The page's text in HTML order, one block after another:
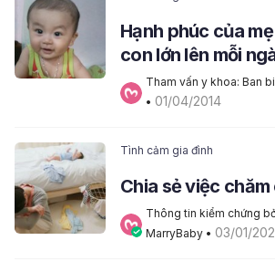
Hạnh phúc của
con lớn lên mỗi
Tham vấn y khoa: Ban
• 01/04/2014
Tình cảm gia đình
Chia sẻ việc
Thông tin kiểm chứng
MarryBaby • 03/01/